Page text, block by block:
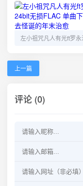
上一篇
评论 (0)